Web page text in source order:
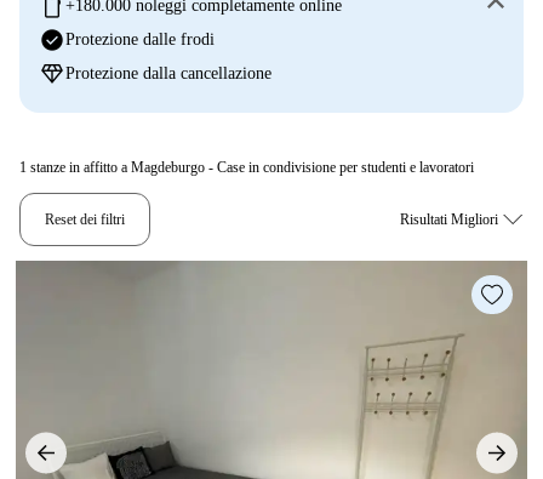
+180.000 noleggi completamente online
check_circleProtezione dalle frodi
diamondProtezione dalla cancellazione
1 stanze in affitto a Magdeburgo - Case in condivisione per studenti e lavoratori
Reset dei filtri